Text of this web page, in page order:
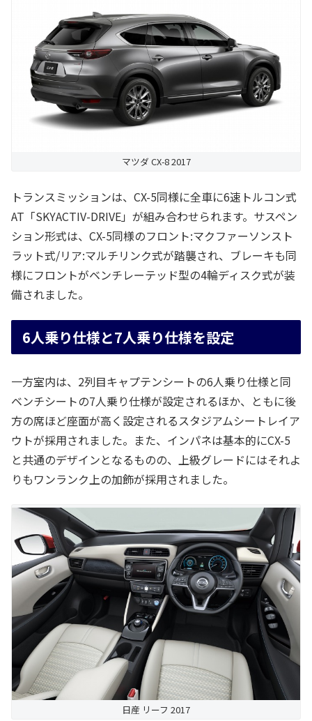
マツダ CX-8 2017
トランスミッションは、CX-5同様に全車に6速トルコン式
AT「SKYACTIV-DRIVE」が組み合わせられます。サスペン
ション形式は、CX-5同様のフロント:マクファーソンスト
ラット式/リア:マルチリンク式が踏襲され、ブレーキも同
様にフロントがベンチレーテッド型の4輪ディスク式が装
備されました。
6人乗り仕様と7人乗り仕様を設定
一方室内は、2列目キャプテンシートの6人乗り仕様と同
ベンチシートの7人乗り仕様が設定されるほか、ともに後
方の席ほど座面が高く設定されるスタジアムシートレイア
ウトが採用されました。また、インパネは基本的にCX-5
と共通のデザインとなるものの、上級グレードにはそれよ
りもワンランク上の加飾が採用されました。
日産 リーフ 2017